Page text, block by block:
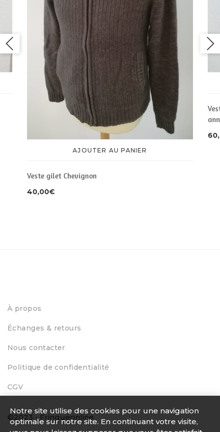
AJOUTER AU PANIER
Veste gilet Chevignon
40,00€
À propos
Échanges & retours
Nous contacter
Politique de confidentialité
CGV
©2023 - Fringueonline
Notre site utilise des cookies pour une navigation
optimale sur notre site. En continuant votre visite,